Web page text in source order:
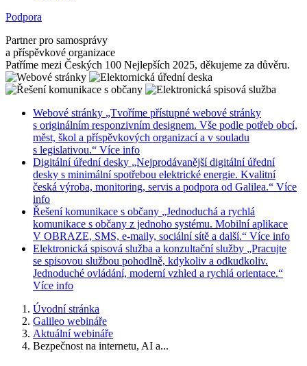
Podpora
Partner pro samosprávy
a příspěvkové organizace
Patříme mezi Českých 100 Nejlepších 2025, děkujeme za důvěru.
Webové stránky „Tvoříme přístupné webové stránky
s originálním responzivním designem. Vše podle potřeb obcí,
měst, škol a příspěvkových organizací a v souladu
s legislativou.“ Více info
Digitální úřední desky „Nejprodávanější digitální úřední
desky s minimální spotřebou elektrické energie. Kvalitní
česká výroba, monitoring, servis a podpora od Galilea.“ Více
info
Řešení komunikace s občany „Jednoduchá a rychlá
komunikace s občany z jednoho systému. Mobilní aplikace
V OBRAZE, SMS, e-maily, sociální sítě a další.“ Více info
Elektronická spisová služba a konzultační služby „Pracujte
se spisovou službou pohodlně, kdykoliv a odkudkoliv.
Jednoduché ovládání, moderní vzhled a rychlá orientace.“
Více info
Úvodní stránka
Galileo webináře
Aktuální webináře
Bezpečnost na internetu, AI a...